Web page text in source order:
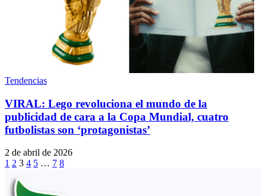
Tendencias
VIRAL: Lego revoluciona el mundo de la
publicidad de cara a la Copa Mundial, cuatro
futbolistas son ‘protagonistas’
2 de abril de 2026
1 2 3 4 5 … 7 8